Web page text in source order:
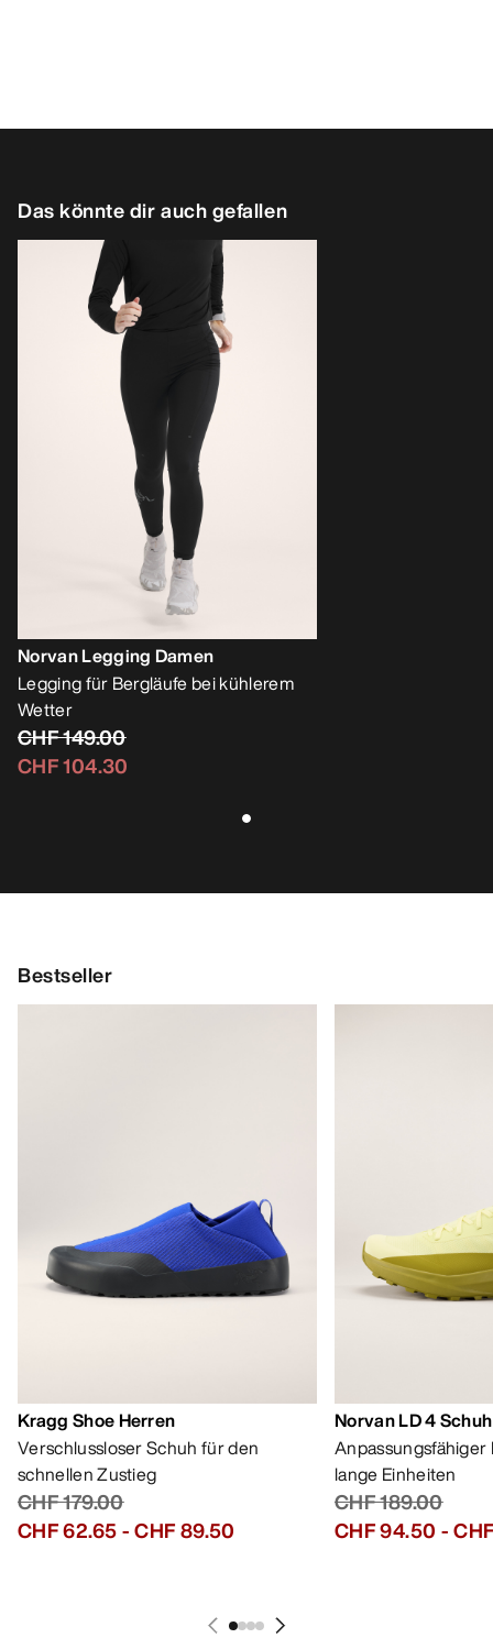
Das könnte dir auch gefallen
Norvan Legging Damen
Legging für Bergläufe bei kühlerem
Wetter
CHF 149.00
CHF 104.30
Bestseller
Kragg Shoe Herren
Verschlussloser Schuh für den
schnellen Zustieg
CHF 179.00
CHF 62.65-CHF 89.50
Norvan LD 4
lange Einheiten
CHF 189.00
CHF 94.50 -